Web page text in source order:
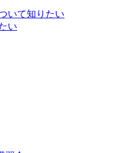
いて知りたい
い